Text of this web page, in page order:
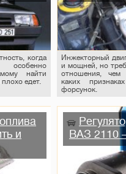
когда
особенно
найти
едет.
Инжекторный
и мощней, но
отношения, чем
каких
форсунок.
и
ВАЗ 2110